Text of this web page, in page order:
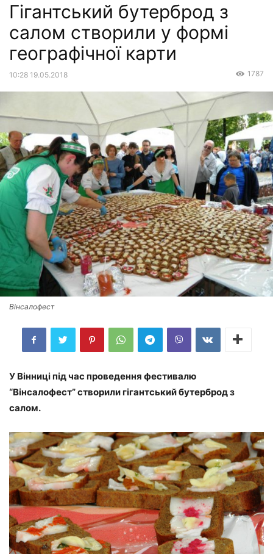
Гігантський бутерброд з
салом створили у формі
географічної карти
10:28 19.05.2018 1787
Вінсалофест
У Вінниці під час проведення фестивалю
“Вінсалофест” створили гігантський бутерброд з
салом.